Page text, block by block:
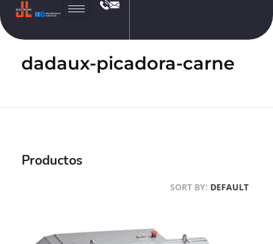
dadaux-picadora-carne
Productos
SORT BY: DEFAULT